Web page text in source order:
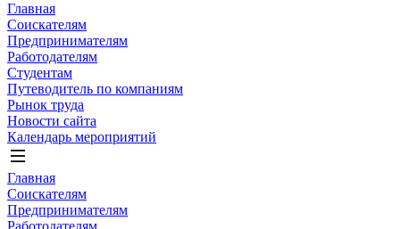
Главная
Соискателям
Предпринимателям
Работодателям
Студентам
Путеводитель по компаниям
Рынок труда
Новости сайта
Календарь мероприятий
Главная
Соискателям
Предпринимателям
Работодателям